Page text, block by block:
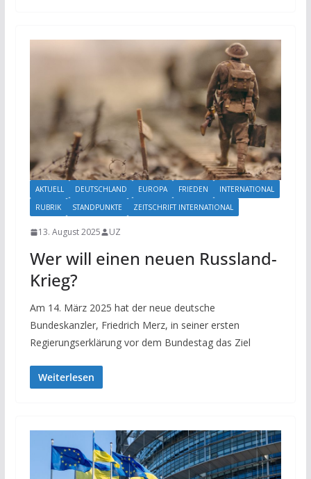
AKTUELL DEUTSCHLAND EUROPA FRIEDEN
INTERNATIONAL
RUBRIK
STANDPUNKTE ZEITSCHRIFT INTERNATIONAL
13. August 2025 UZ
Wer will einen neuen Russland-
Krieg?
Am 14. März 2025 hat der neue deutsche
Bundeskanzler, Friedrich Merz, in seiner ersten
Regierungserklärung vor dem Bundestag das Ziel
Weiterlesen